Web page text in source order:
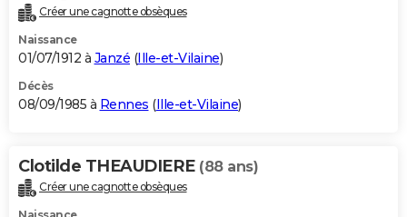
Créer une cagnotte obsèques
Naissance
01/07/1912 à Janzé (Ille-et-Vilaine)
Décès
08/09/1985 à Rennes (Ille-et-Vilaine)
Clotilde THEAUDIERE (88 ans)
Créer une cagnotte obsèques